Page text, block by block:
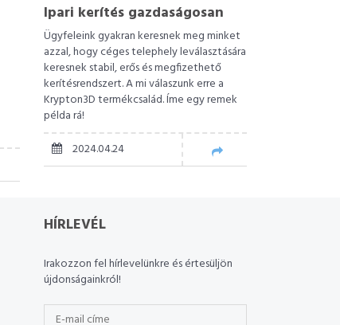
Ipari kerítés gazdaságosan
Ügyfeleink gyakran keresnek meg minket
azzal, hogy céges telephely leválasztására
keresnek stabil, erős és megfizethető
kerítésrendszert. A mi válaszunk erre a
Krypton3D termékcsalád. Íme egy remek
példa rá!
2024.04.24
HÍRLEVÉL
Irakozzon fel hírlevelünkre és értesüljön
újdonságainkról!